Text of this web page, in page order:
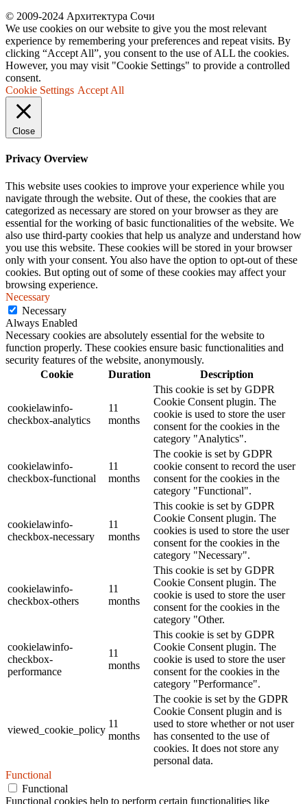
© 2009-2024 Архитектура Сочи
We use cookies on our website to give you the most relevant
experience by remembering your preferences and repeat visits. By
clicking “Accept All”, you consent to the use of ALL the cookies.
However, you may visit "Cookie Settings" to provide a controlled
consent.
Cookie Settings Accept All
Close
Privacy Overview
This website uses cookies to improve your experience while you
navigate through the website. Out of these, the cookies that are
categorized as necessary are stored on your browser as they are
essential for the working of basic functionalities of the website. We
also use third-party cookies that help us analyze and understand how
you use this website. These cookies will be stored in your browser
only with your consent. You also have the option to opt-out of these
cookies. But opting out of some of these cookies may affect your
browsing experience.
Necessary
Necessary
Always Enabled
Necessary cookies are absolutely essential for the website to
function properly. These cookies ensure basic functionalities and
security features of the website, anonymously.
Cookie
Duration Description
cookielawinfo-
checkbox-analytics
11
months
This cookie is set by GDPR
Cookie Consent plugin. The
cookie is used to store the user
consent for the cookies in the
category "Analytics".
cookielawinfo-
checkbox-functional
11
months
The cookie is set by GDPR
cookie consent to record the user
consent for the cookies in the
category "Functional".
cookielawinfo-
checkbox-necessary
11
months
This cookie is set by GDPR
Cookie Consent plugin. The
cookies is used to store the user
consent for the cookies in the
category "Necessary".
cookielawinfo-
checkbox-others
11
months
This cookie is set by GDPR
Cookie Consent plugin. The
cookie is used to store the user
consent for the cookies in the
category "Other.
cookielawinfo-
checkbox-
performance
11
months
This cookie is set by GDPR
Cookie Consent plugin. The
cookie is used to store the user
consent for the cookies in the
category "Performance".
viewed_cookie_policy
11
months
The cookie is set by the GDPR
Cookie Consent plugin and is
used to store whether or not user
has consented to the use of
cookies. It does not store any
personal data.
Functional
Functional
Functional cookies help to perform certain functionalities like